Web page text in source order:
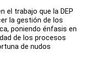
el trabajo que la DEP
la gestión de los
poniendo énfasis en
de los procesos
de nudos